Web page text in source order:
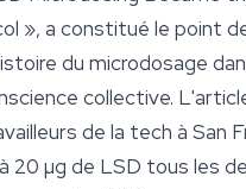
», a constitué le point
du microdosage
collective.
de la tech à San
20 µg de LSD tous les